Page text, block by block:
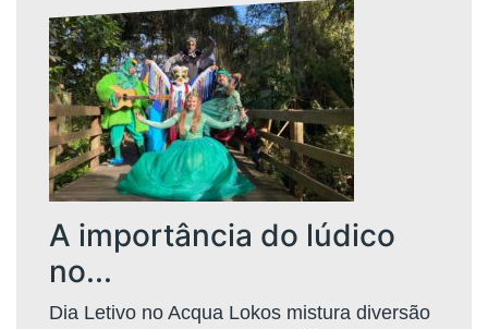
A importância do lúdico
no...
Dia Letivo no Acqua Lokos mistura diversão